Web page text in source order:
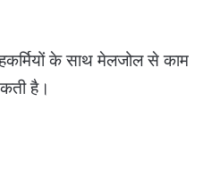
के साथ मेलजोल से काम
है।